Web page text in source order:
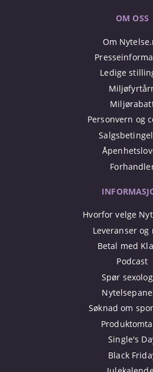
OM OSS
Om
Ledige
Personvern og
Hvorfor velge
Leveranser
Betal med
Podcast
Spør
Søknad om
Single's
Black